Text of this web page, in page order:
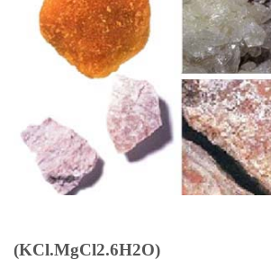
(KCl.MgCl2.6H2O)